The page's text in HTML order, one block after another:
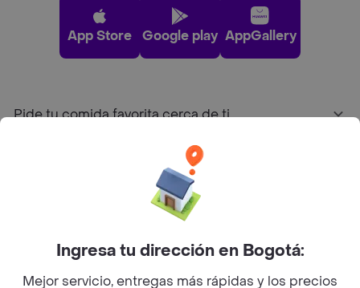
App Store Google play AppGallery
Pide tu comida favorita cerca de ti
Sobre RappiIngresa tu dirección en Bogotá:
Mejor servicio, entregas más rápidas y los precios